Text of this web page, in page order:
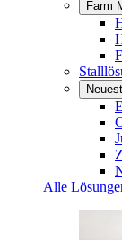
Farm
Alle